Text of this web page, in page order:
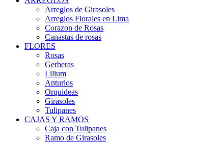
Arreglos de Girasoles
Arreglos Florales en Lima
Corazon de Rosas
Canastas de rosas
FLORES
Rosas
Gerberas
Lilium
Anturios
Orquideas
Girasoles
Tulipanes
CAJAS Y RAMOS
Caja con Tulipanes
Ramo de Girasoles